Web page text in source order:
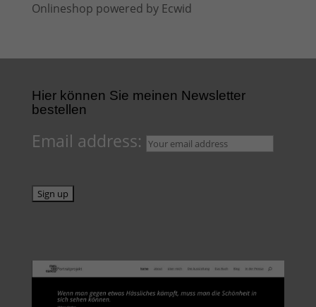
Onlineshop powered by Ecwid
Hier können Sie meinen Newsletter
bestellen
Email address: